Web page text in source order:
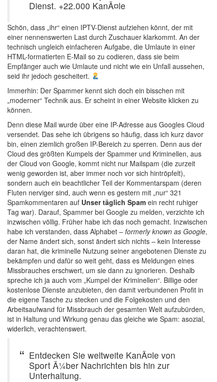
Dienst. +22.000 KanÃ¤le
Schön, dass „ihr“ einen IPTV-Dienst aufziehen könnt, der mit
einer nennenswerten Last durch Zuschauer klarkommt. An der
technisch ungleich einfacheren Aufgabe, die Umlaute in einer
HTML-formatierten E-Mail so zu codieren, dass sie beim
Empfänger auch wie Umlaute und nicht wie ein Unfall aussehen,
seid ihr jedoch gescheitert.
Immerhin: Der Spammer kennt sich doch ein bisschen mit
„moderner“ Technik aus. Er scheint in einer Website klicken zu
können.
Denn diese Mail wurde über eine IP-Adresse aus Googles Cloud
versendet. Das sehe ich übrigens so häufig, dass ich kurz davor
bin, einen ziemlich großen IP-Bereich zu sperren. Denn aus der
Cloud des größten Kumpels der Spammer und Kriminellen, aus
der Cloud von Google, kommt nicht nur Mailspam (die zurzeit
wenig geworden ist, aber immer noch vor sich hintröpfelt),
sondern auch ein beachtlicher Teil der Kommentarspam (deren
Fluten nerviger sind, auch wenn es gestern mit „nur“ 321
Spamkommentaren auf Unser täglich Spam ein recht ruhiger
Tag war). Darauf, Spammer bei Google zu melden, verzichte ich
inzwischen völlig. Früher habe ich das noch gemacht. Inzwischen
habe ich verstanden, dass Alphabet – formerly known as Google,
der Name ändert sich, sonst ändert sich nichts – kein Interesse
daran hat, die kriminelle Nutzung seiner angebotenen Dienste zu
bekämpfen und dafür so weit geht, dass es Meldungen eines
Missbrauches erschwert, um sie dann zu ignorieren. Deshalb
spreche ich ja auch vom „Kumpel der Kriminellen“. Billige oder
kostenlose Dienste anzubieten, den damit verbundenen Profit in
die eigene Tasche zu stecken und die Folgekosten und den
Arbeitsaufwand für Missbrauch der gesamten Welt aufzubürden,
ist in Haltung und Wirkung genau das gleiche wie Spam: asozial,
widerlich, verachtenswert.
Entdecken Sie weltweite KanÃ¤le von
Sport Ã¼ber Nachrichten bis hin zur
Unterhaltung.